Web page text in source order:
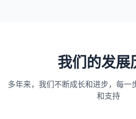
我们的发展
多年来，我们不断成长和进步，每一
和支持